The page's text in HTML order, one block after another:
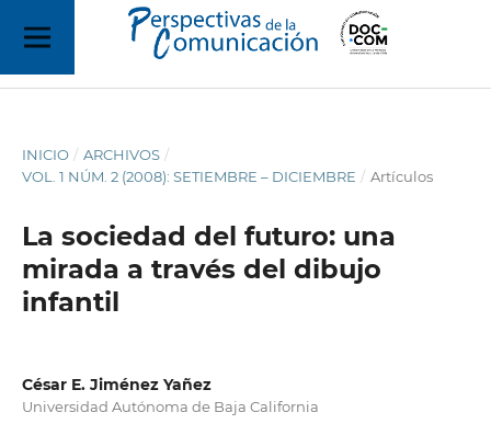
INICIO / ARCHIVOS /
VOL. 1 NÚM. 2 (2008): SETIEMBRE – DICIEMBRE / Artículos
La sociedad del futuro: una
mirada a través del dibujo
infantil
César E. Jiménez Yañez
Universidad Autónoma de Baja California